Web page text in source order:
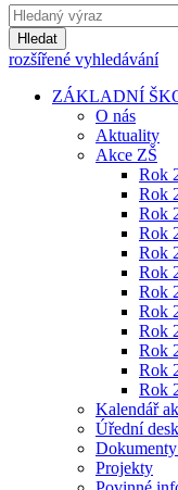
Hledat
rozšířené vyhledávání
ZÁKLADNÍ
O nás
Aktuality
Akce ZŠ
Rok
Rok
Rok
Rok
Rok
Rok
Rok
Rok
Rok
Rok
Rok
Rok
Kalendář
Úřední
Projekty